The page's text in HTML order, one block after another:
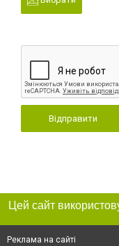
Відправити
Реклама на сайті